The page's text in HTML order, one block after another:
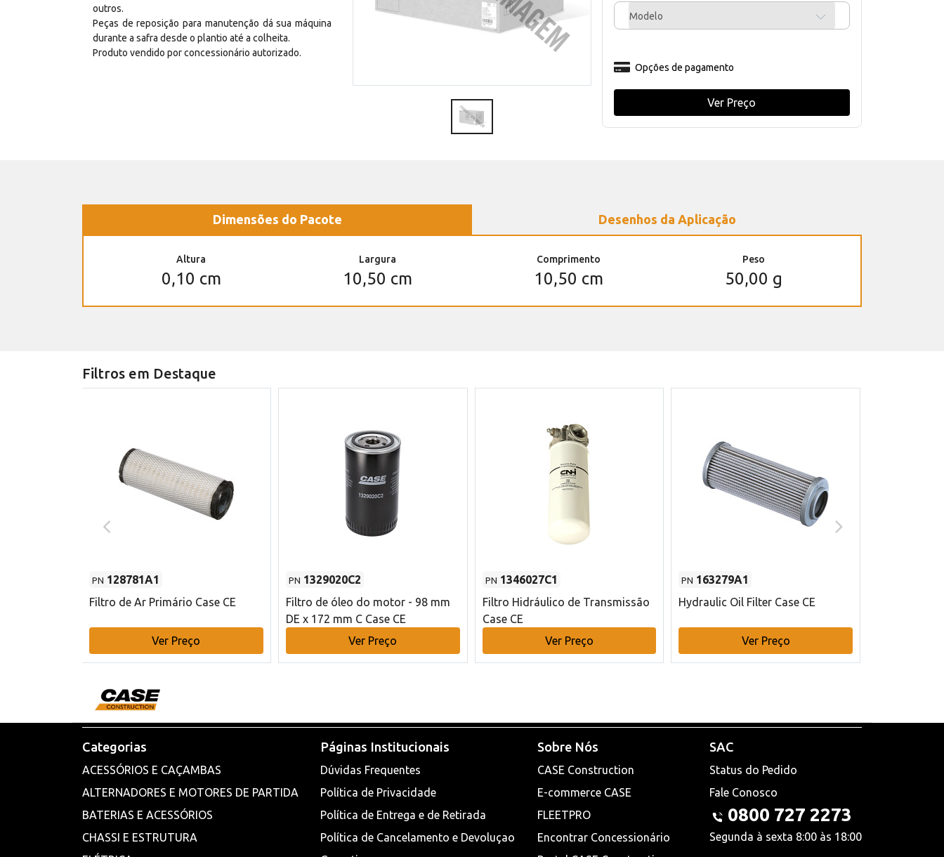
outros.
Peças de reposição para manutenção dá sua máquina
durante a safra desde o plantio até a colheita.
Produto vendido por concessionário autorizado.
Modelo
Opções de pagamento
Ver Preço
Dimensões do Pacote Desenhos da Aplicação
Altura
0,10 cm
Largura
10,50 cm
Comprimento
10,50 cm
Peso
50,00 g
Filtros em Destaque
PN 128781A1
Filtro de Ar Primário Case CE
Ver Preço
PN 1329020C2
Filtro de óleo do motor - 98 mm
DE x 172 mm C Case CE
Ver Preço
PN 1346027C1
Filtro Hidráulico de Transmissão
Case CE
Ver Preço
PN 163279A1
Hydraulic Oil Filter Case CE
Ver Preço
Categorias
ACESSÓRIOS E CAÇAMBAS
ALTERNADORES E MOTORES DE PARTIDA
BATERIAS E ACESSÓRIOS
CHASSI E ESTRUTURA
Páginas Institucionais
Dúvidas Frequentes
Política de Privacidade
Política de Entrega e de Retirada
Política de Cancelamento e Devoluçao
Sobre Nós
CASE Construction
E-commerce CASE
FLEETPRO
Encontrar Concessionário
SAC
Status do Pedido
Fale Conosco
0800 727 2273
Segunda à sexta 8:00 às 18:00